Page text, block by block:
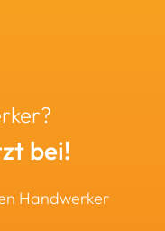
bei!
Handwerker